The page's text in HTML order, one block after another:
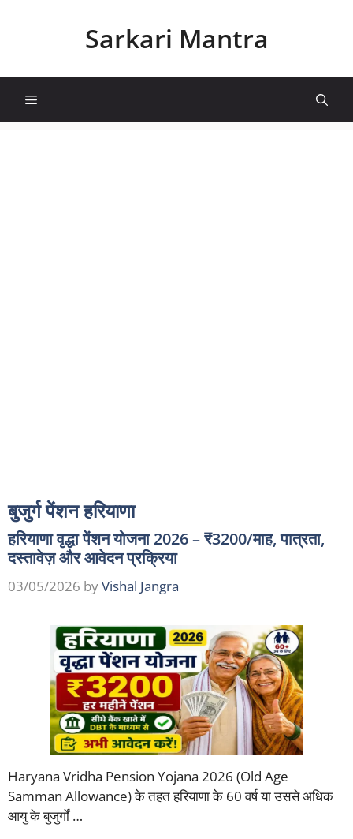
Sarkari Mantra
Menu
बुजुर्ग पेंशन हरियाणा
हरियाणा वृद्धा पेंशन योजना 2026 – ₹3200/माह, पात्रता,
दस्तावेज़ और आवेदन प्रक्रिया
03/05/2026 byVishal Jangra
Haryana Vridha Pension Yojana 2026 (Old Age
Samman Allowance) के तहत हरियाणा के 60 वर्ष या उससे अधिक
आयु के बुजुर्गों …